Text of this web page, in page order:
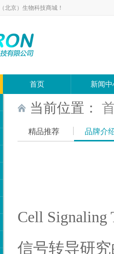
北京）生物科技商城！
首页 新闻中
当前位置：
精品推荐 品牌介
Cell
信号转导研